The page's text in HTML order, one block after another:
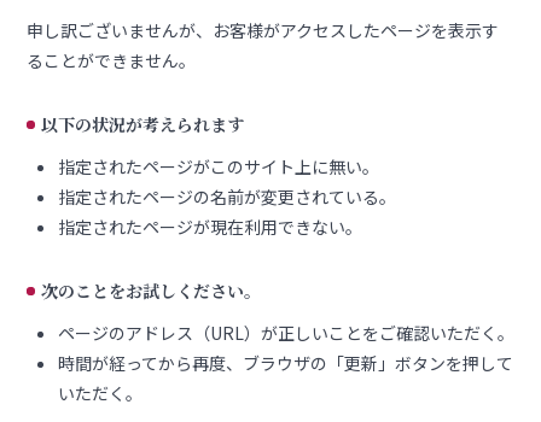
申し訳ございませんが、お客様がアクセスしたページを表示す
ることができません。
以下の状況が考えられます
指定されたページがこのサイト上に無い。
指定されたページの名前が変更されている。
指定されたページが現在利用できない。
次のことをお試しください。
ページのアドレス（URL）が正しいことをご確認いただく。
時間が経ってから再度、ブラウザの「更新」ボタンを押して
いただく。